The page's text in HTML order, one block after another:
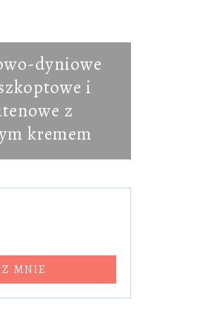
dyniowe
i
z
kremem
MNIE